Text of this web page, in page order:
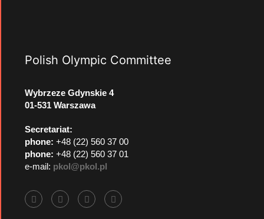
Polish Olympic Committee
Wybrzeze Gdynskie 4
01-531 Warszawa
Secretariat:
phone: +48 (22) 560 37 00
phone: +48 (22) 560 37 01
e-mail: pkol@pkol.pl